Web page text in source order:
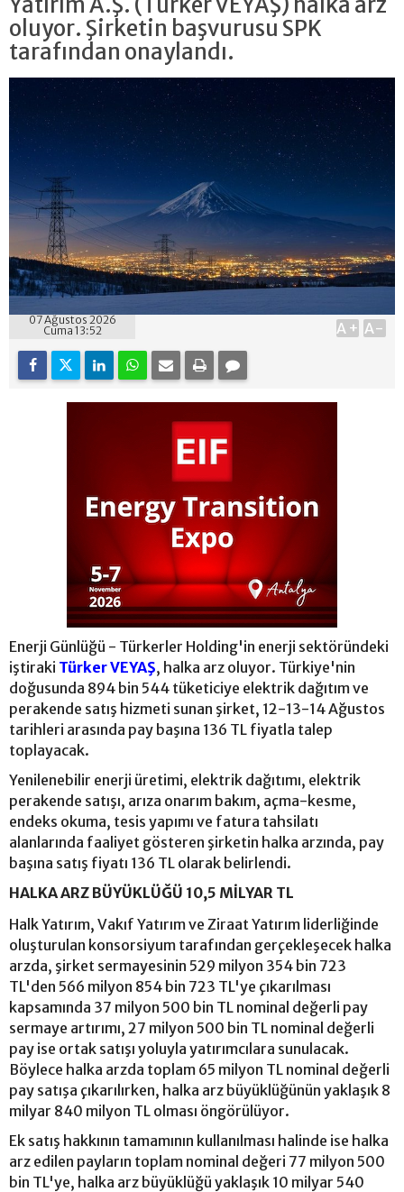
oluyor. Şirketin başvurusu SPK
tarafından onaylandı.
07 Ağustos 2026
Cuma 13:52
A+ A-
Enerji Günlüğü - Türkerler Holding'in enerji sektöründeki
iştiraki Türker VEYAŞ, halka arz oluyor. Türkiye'nin
doğusunda 894 bin 544 tüketiciye elektrik dağıtım ve
perakende satış hizmeti sunan şirket, 12-13-14 Ağustos
tarihleri arasında pay başına 136 TL fiyatla talep
toplayacak.
Yenilenebilir enerji üretimi, elektrik dağıtımı, elektrik
perakende satışı, arıza onarım bakım, açma-kesme,
endeks okuma, tesis yapımı ve fatura tahsilatı
alanlarında faaliyet gösteren şirketin halka arzında, pay
başına satış fiyatı 136 TL olarak belirlendi.
HALKA ARZ BÜYÜKLÜĞÜ 10,5 MİLYAR TL
Halk Yatırım, Vakıf Yatırım ve Ziraat Yatırım liderliğinde
oluşturulan konsorsiyum tarafından gerçekleşecek halka
arzda, şirket sermayesinin 529 milyon 354 bin 723
TL'den 566 milyon 854 bin 723 TL'ye çıkarılması
kapsamında 37 milyon 500 bin TL nominal değerli pay
sermaye artırımı, 27 milyon 500 bin TL nominal değerli
pay ise ortak satışı yoluyla yatırımcılara sunulacak.
Böylece halka arzda toplam 65 milyon TL nominal değerli
pay satışa çıkarılırken, halka arz büyüklüğünün yaklaşık 8
milyar 840 milyon TL olması öngörülüyor.
Ek satış hakkının tamamının kullanılması halinde ise halka
arz edilen payların toplam nominal değeri 77 milyon 500
bin TL'ye, halka arz büyüklüğü yaklaşık 10 milyar 540